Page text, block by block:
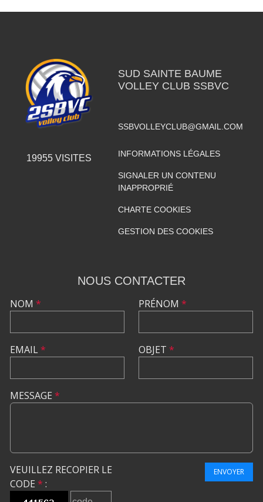
19955VISITES
SUD SAINTE BAUME
VOLLEY CLUB SSBVC
SSBVOLLEYCLUB@GMAIL.COM
INFORMATIONS LÉGALES
SIGNALER UN CONTENU
INAPPROPRIÉ
CHARTE COOKIES
GESTION DES COOKIES
NOUS CONTACTER
NOM *
EMAIL*
PRÉNOM *
OBJET *
MESSAGE *
VEUILLEZ RECOPIER LE
CODE * :
ENVOYER